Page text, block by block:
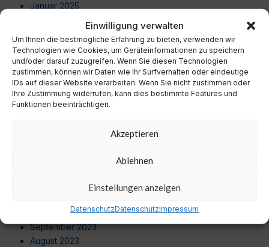
Einwilligung verwalten
Um Ihnen die bestmögliche Erfahrung zu bieten, verwenden wir
Technologien wie Cookies, um Geräteinformationen zu speichern
und/oder darauf zuzugreifen. Wenn Sie diesen Technologien
zustimmen, können wir Daten wie Ihr Surfverhalten oder eindeutige
IDs auf dieser Website verarbeiten. Wenn Sie nicht zustimmen oder
Ihre Zustimmung widerrufen, kann dies bestimmte Features und
Funktionen beeinträchtigen.
Akzeptieren
Ablehnen
Einstellungen anzeigen
DatenschutzDatenschutzImpressum
Januar 2025
Oktober 2024
September 2024
August 2024
Juli 2024
Juni 2024
Dezember 2023
Oktober 2023
September 2023
August 2023